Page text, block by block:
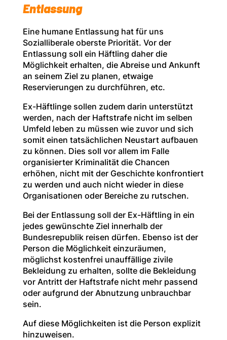
Entlassung
Eine humane Entlassung hat für uns
Sozialliberale oberste Priorität. Vor der
Entlassung soll ein Häftling daher die
Möglichkeit erhalten, die Abreise und Ankunft
an seinem Ziel zu planen, etwaige
Reservierungen zu durchführen, etc.
Ex-Häftlinge sollen zudem darin unterstützt
werden, nach der Haftstrafe nicht im selben
Umfeld leben zu müssen wie zuvor und sich
somit einen tatsächlichen Neustart aufbauen
zu können. Dies soll vor allem im Falle
organisierter Kriminalität die Chancen
erhöhen, nicht mit der Geschichte konfrontiert
zu werden und auch nicht wieder in diese
Organisationen oder Bereiche zu rutschen.
Bei der Entlassung soll der Ex-Häftling in ein
jedes gewünschte Ziel innerhalb der
Bundesrepublik reisen dürfen. Ebenso ist der
Person die Möglichkeit einzuräumen,
möglichst kostenfrei unauffällige zivile
Bekleidung zu erhalten, sollte die Bekleidung
vor Antritt der Haftstrafe nicht mehr passend
oder aufgrund der Abnutzung unbrauchbar
sein.
Auf diese Möglichkeiten ist die Person explizit
hinzuweisen.